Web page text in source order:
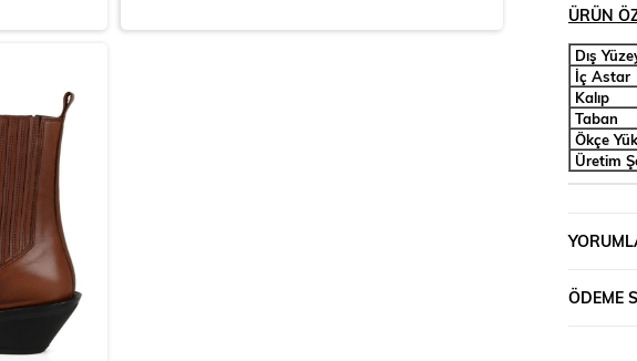
ÜRÜN
Dış
İç Astar
Kalıp
Taban
Ökçe
Üretim
ÖDEME